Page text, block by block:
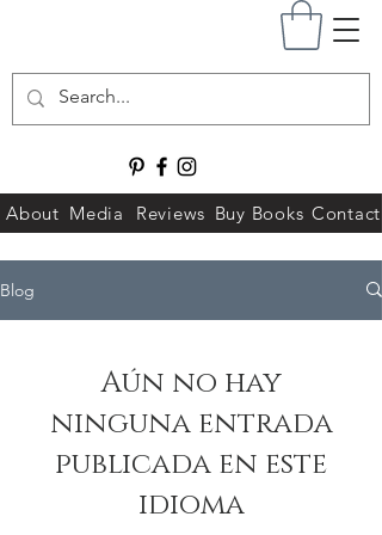
About Media Reviews Buy Books Contact
Blog
Aún no hay
ninguna entrada
publicada en este
idioma